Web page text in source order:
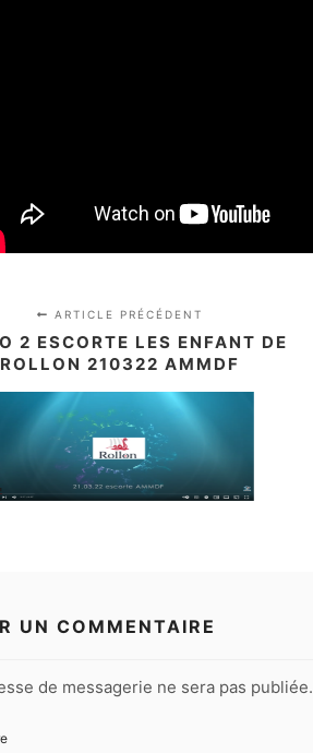
ARTICLE PRÉCÉDENT
2 ESCORTE LES ENFANT DE
ROLLON 210322 AMMDF
UN COMMENTAIRE
de messagerie ne sera pas publiée.